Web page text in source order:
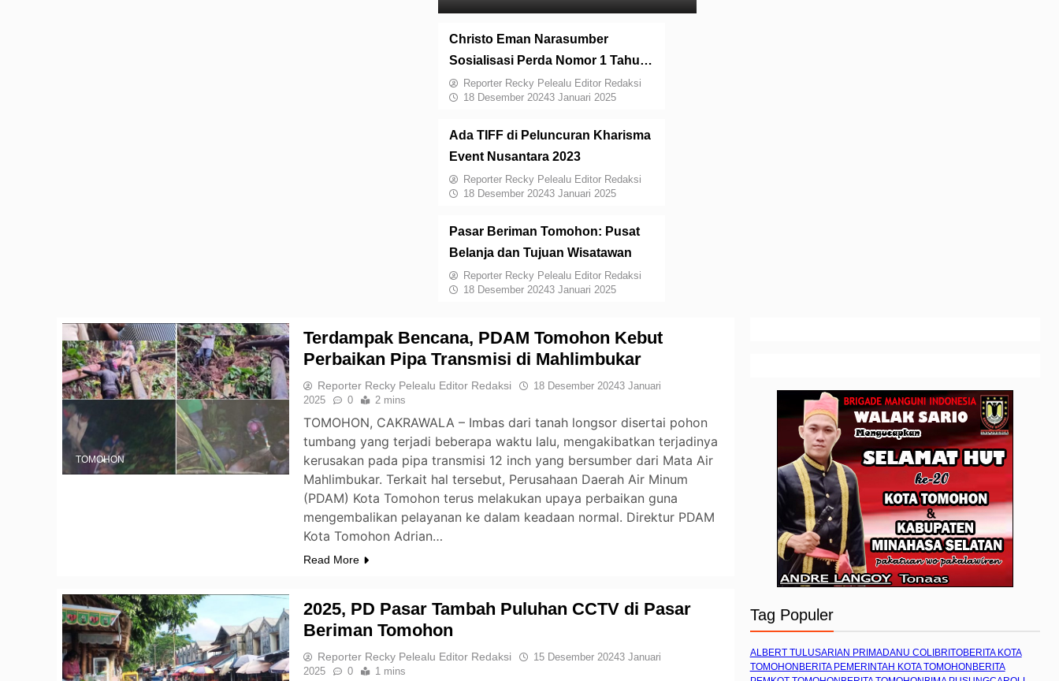
Pembangunan
Christo Eman Narasumber
Sosialisasi Perda Nomor 1 Tahun
2021 di Kelurahan Paslaten Dua
Reporter Recky Pelealu Editor Redaksi
18 Desember 20243 Januari 2025
Ada TIFF di Peluncuran Kharisma
Event Nusantara 2023
Reporter Recky Pelealu Editor Redaksi
18 Desember 20243 Januari 2025
Pasar Beriman Tomohon: Pusat
Belanja dan Tujuan Wisatawan
Reporter Recky Pelealu Editor Redaksi
18 Desember 20243 Januari 2025
TOMOHON
Terdampak Bencana, PDAM Tomohon Kebut
Perbaikan Pipa Transmisi di Mahlimbukar
Reporter Recky Pelealu Editor Redaksi 18 Desember 20243 Januari
2025
0 2 mins
TOMOHON, CAKRAWALA – Imbas dari tanah longsor disertai pohon
tumbang yang terjadi beberapa waktu lalu, mengakibatkan terjadinya
kerusakan pada pipa transmisi 12 inch yang bersumber dari Mata Air
Mahlimbukar. Terkait hal tersebut, Perusahaan Daerah Air Minum
(PDAM) Kota Tomohon terus melakukan upaya perbaikan guna
mengembalikan pelayanan ke dalam keadaan normal. Direktur PDAM
Kota Tomohon Adrian…
Read More
2025, PD Pasar Tambah Puluhan CCTV di Pasar
Beriman Tomohon
Reporter Recky Pelealu Editor Redaksi 15 Desember 20243 Januari
2025
0 1 mins
Tag Populer
ALBERT TULUSARIAN PRIMADANU COLIBRITOBERITA KOTA
TOMOHON BERITA PEMERINTAH KOTA TOMOHON BERITA